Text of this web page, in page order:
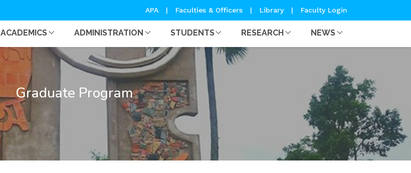
APA | Faculties & Officers | Library | Faculty Login
ACADEMICS ADMINISTRATION STUDENTS RESEARCH NEWS
Graduate Program